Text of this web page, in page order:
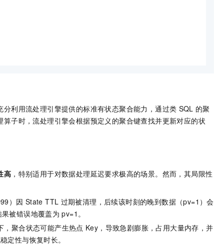
利用流处理引擎提供的标准有状态聚合能力，通过类 SQL 的聚
子时，流处理引擎会根据预定义的聚合键查找并更新对应的状
高 ，特别适用于对数据处理延迟要求极高的场景。然而，其局限性
）因 State TTL 过期被清理，后续该时刻的晚到数据（pv=1）会
被错误地覆盖为 pv=1。
，聚合状态可能产生热点 Key，导致急剧膨胀，占用大量内存，并
定性与恢复时长。